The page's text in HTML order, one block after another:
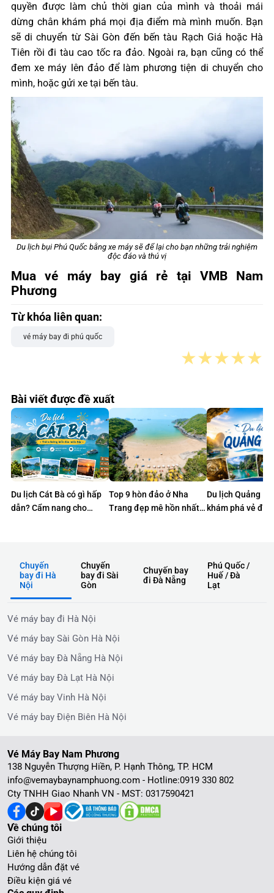
quyền được làm chủ thời gian của mình và thoải mái
dừng chân khám phá mọi địa điểm mà mình muốn. Bạn
sẽ di chuyển từ Sài Gòn đến bến tàu Rạch Giá hoặc Hà
Tiên rồi đi tàu cao tốc ra đảo. Ngoài ra, bạn cũng có thể
đem xe máy lên đảo để làm phương tiện di chuyển cho
mình, hoặc gửi xe tại bến tàu.
Du lịch bụi Phú Quốc bằng xe máy sẽ để lại cho bạn những trải nghiệm
độc đáo và thú vị
Mua vé máy bay giá rẻ tại VMB Nam
Phương
Từ khóa liên quan:
vé máy bay đi phú quốc
★★★★★
Bài viết được đề xuất
Du lịch Cát Bà có gì hấp
dẫn? Cẩm nang cho
Top 9 hòn đảo ở Nha
Trang đẹp mê hồn nhất
Du lịch Quảng
khám phá vẻ
Chuyến
bay đi Hà
Nội
Chuyến
bay đi Sài
Gòn
Chuyến bay
đi Đà Nẵng
Phú Quốc /
Huế / Đà
Lạt
Vé máy bay đi Hà Nội
Vé máy bay Sài Gòn Hà Nội
Vé máy bay Đà Nẵng Hà Nội
Vé máy bay Đà Lạt Hà Nội
Vé máy bay Vinh Hà Nội
Vé máy bay Điện Biên Hà Nội
Về chúng tôi
Giới thiệu
Liên hệ chúng tôi
Hướng dẫn đặt vé
Điều kiện giá vé
Vé Máy Bay Nam Phương
138 Nguyễn Thượng Hiền, P. Hạnh Thông, TP. HCM
info@vemaybaynamphuong.com - Hotline:0919 330 802
Cty TNHH Giao Nhanh VN - MST: 0317590421